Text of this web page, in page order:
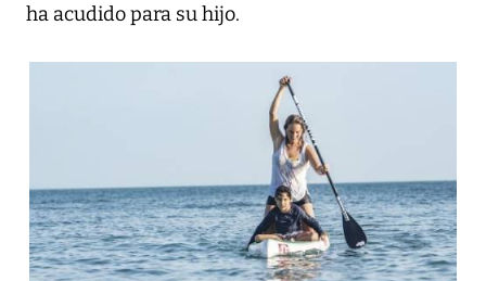
ha acudido para su hijo.